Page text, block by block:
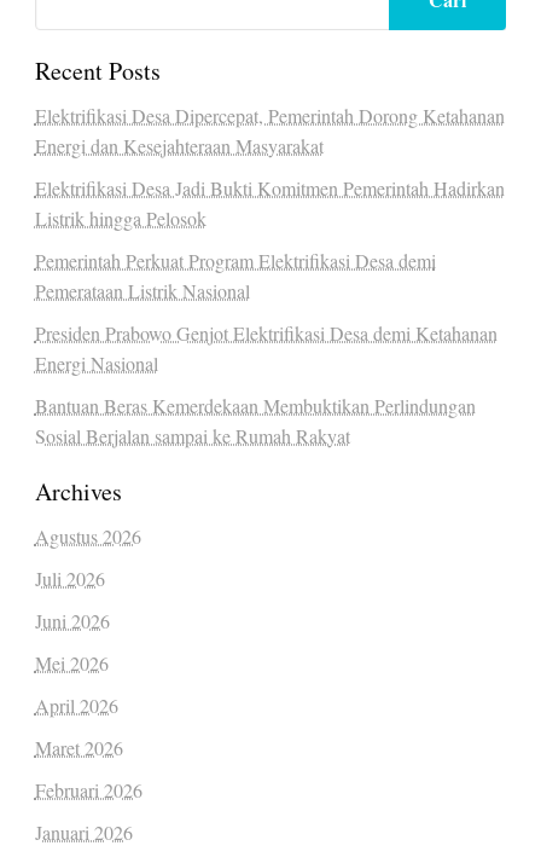
Recent Posts
Elektrifikasi Desa Dipercepat, Pemerintah Dorong Ketahanan
Energi dan Kesejahteraan Masyarakat
Elektrifikasi Desa Jadi Bukti Komitmen Pemerintah Hadirkan
Listrik hingga Pelosok
Pemerintah Perkuat Program Elektrifikasi Desa demi
Pemerataan Listrik Nasional
Presiden Prabowo Genjot Elektrifikasi Desa demi Ketahanan
Energi Nasional
Bantuan Beras Kemerdekaan Membuktikan Perlindungan
Sosial Berjalan sampai ke Rumah Rakyat
Archives
Agustus 2026
Juli 2026
Juni 2026
Mei 2026
April 2026
Maret 2026
Februari 2026
Januari 2026